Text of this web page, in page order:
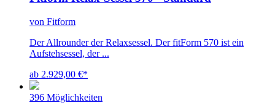
von Fitform
Der Allrounder der Relaxsessel. Der fitForm 570 ist ein
Aufstehsessel, der ...
ab 2.929,00 €*
396 Möglichkeiten